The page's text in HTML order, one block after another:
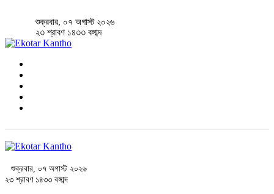
শুক্রবার, ০৭ অগাস্ট ২০২৬
২৩ শ্রাবণ ১৪৩৩ বঙ্গাব্দ
শুক্রবার, ০৭ অগাস্ট ২০২৬
২৩ শ্রাবণ ১৪৩৩ বঙ্গাব্দ